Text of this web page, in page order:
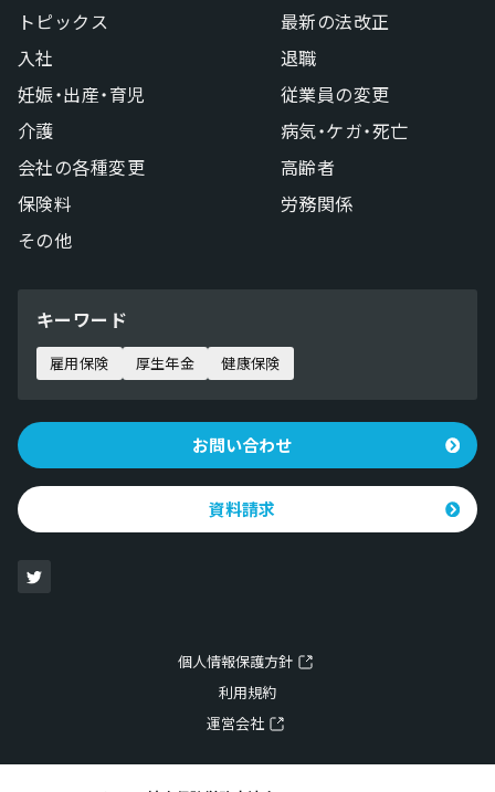
トピックス
最新の法改正
入社
退職
妊娠・出産・育児
従業員の変更
介護
病気・ケガ・死亡
会社の各種変更
高齢者
保険料
労務関係
その他
キーワード
雇用保険 厚生年金 健康保険
お問い合わせ
資料請求
個人情報保護方針
利用規約
運営会社